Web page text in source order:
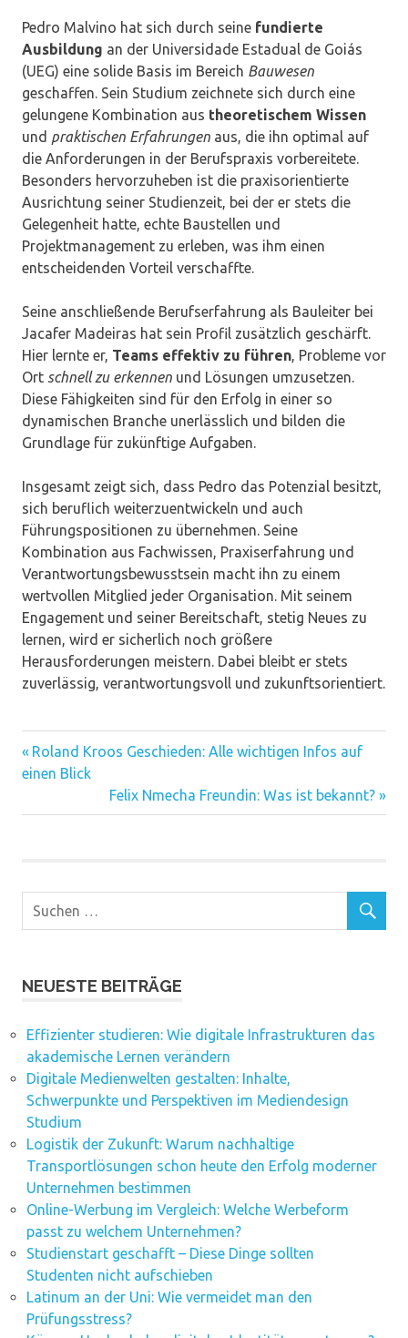
Pedro Malvino hat sich durch seine fundierte
Ausbildung an der Universidade Estadual de Goiás
(UEG) eine solide Basis im Bereich Bauwesen
geschaffen. Sein Studium zeichnete sich durch eine
gelungene Kombination aus theoretischem Wissen
und praktischen Erfahrungen aus, die ihn optimal auf
die Anforderungen in der Berufspraxis vorbereitete.
Besonders hervorzuheben ist die praxisorientierte
Ausrichtung seiner Studienzeit, bei der er stets die
Gelegenheit hatte, echte Baustellen und
Projektmanagement zu erleben, was ihm einen
entscheidenden Vorteil verschaffte.
Seine anschließende Berufserfahrung als Bauleiter bei
Jacafer Madeiras hat sein Profil zusätzlich geschärft.
Hier lernte er, Teams effektiv zu führen, Probleme vor
Ort schnell zu erkennen und Lösungen umzusetzen.
Diese Fähigkeiten sind für den Erfolg in einer so
dynamischen Branche unerlässlich und bilden die
Grundlage für zukünftige Aufgaben.
Insgesamt zeigt sich, dass Pedro das Potenzial besitzt,
sich beruflich weiterzuentwickeln und auch
Führungspositionen zu übernehmen. Seine
Kombination aus Fachwissen, Praxiserfahrung und
Verantwortungsbewusstsein macht ihn zu einem
wertvollen Mitglied jeder Organisation. Mit seinem
Engagement und seiner Bereitschaft, stetig Neues zu
lernen, wird er sicherlich noch größere
Herausforderungen meistern. Dabei bleibt er stets
zuverlässig, verantwortungsvoll und zukunftsorientiert.
Beitragsnavigation
Vorheriger
Beitrag:
Roland Kroos Geschieden: Alle wichtigen Infos auf
einen Blick
Nächster
Beitrag:
Felix Nmecha Freundin: Was ist bekannt?
NEUESTE BEITRÄGE
Effizienter studieren: Wie digitale Infrastrukturen das
akademische Lernen verändern
Digitale Medienwelten gestalten: Inhalte,
Schwerpunkte und Perspektiven im Mediendesign
Studium
Logistik der Zukunft: Warum nachhaltige
Transportlösungen schon heute den Erfolg moderner
Unternehmen bestimmen
Online-Werbung im Vergleich: Welche Werbeform
passt zu welchem Unternehmen?
Studienstart geschafft – Diese Dinge sollten
Studenten nicht aufschieben
Latinum an der Uni: Wie vermeidet man den
Prüfungsstress?